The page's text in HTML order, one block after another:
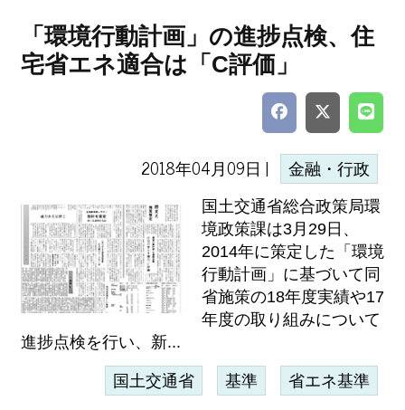
「環境行動計画」の進捗点検、住
宅省エネ適合は「C評価」
2018年04月09日 | 金融・行政
国土交通省総合政策局環
境政策課は3月29日、
2014年に策定した「環境
行動計画」に基づいて同
省施策の18年度実績や17
年度の取り組みについて
進捗点検を行い、新...
国土交通省 基準 省エネ基準